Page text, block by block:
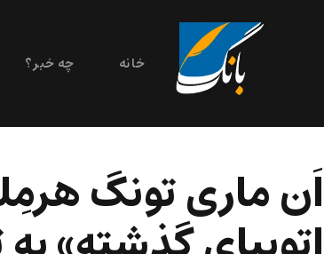
خانه چه خبر؟
اَن ماری تونگ